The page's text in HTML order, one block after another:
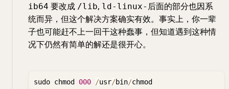
ib64 要改成 /lib, ld-linux- 后面的部分也因系
统而异，但这个解决方案确实有效。事实上，你一辈
子也可能赶不上一回干这种蠢事，但知道遇到这种情
况下仍然有简单的解还是很开心。
sudo chmod 000 /usr/bin/chmod